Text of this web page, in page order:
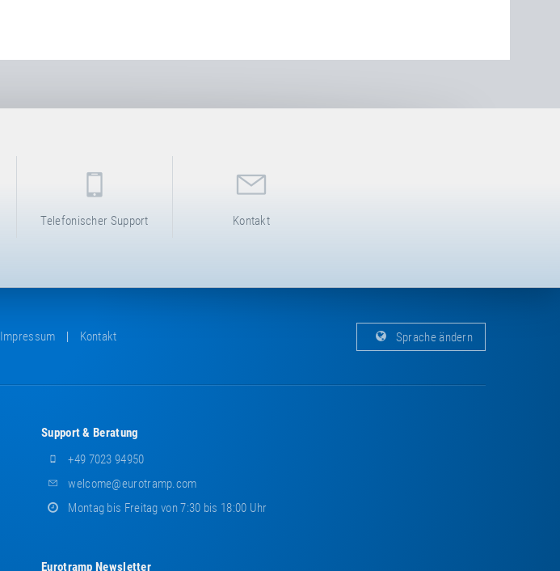
Telefonischer Support Kontakt
Impressum Kontakt Sprache ändern
Support & Beratung
+49 7023 94950
welcome@eurotramp.com
Montag bis Freitag von 7:30 bis 18:00 Uhr
Eurotramp Newsletter